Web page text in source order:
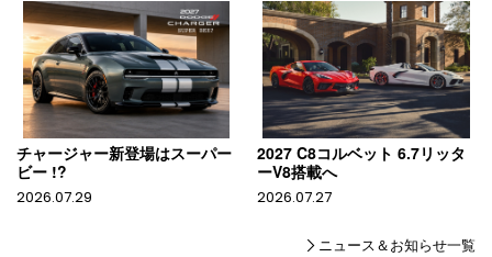
チャージャー新登場はスーパー
ビー !?
2026.07.29
2027 C8コルベット 6.7リッタ
ーV8搭載へ
2026.07.27
ニュース＆お知らせ一覧